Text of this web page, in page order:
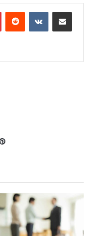
PinterestReddit VKontaktePartager par email
Pinterest